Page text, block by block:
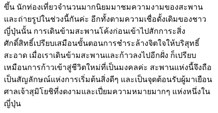
ขึ้น นักท่องเที่ยวจำนวนมากนิยมมาชมความงามของสะพาน
และถ่ายรูปในช่วงนี้กันค่ะ อีกทั้งตามความเชื่อดั้งเดิมของชาว
ญี่ปุ่นนั้น การเดินข้ามสะพานโค้งก่อนเข้าไปสักการะสิ่ง
ศักดิ์สิทธิ์เปรียบเสมือนขั้นตอนการชำระล้างจิตใจให้บริสุทธิ์
สะอาด เมื่อเราเดินข้ามสะพานและก้าวลงไปอีกฝั่ง ก็เปรียบ
เหมือนการก้าวเข้าสู่ชีวิตใหม่ที่เป็นมงคลค่ะ สะพานแห่งนี้จึงถือ
เป็นสัญลักษณ์แห่งการเริ่มต้นสิ่งดีๆ และเป็นจุดต้อนรับผู้มาเยือน
ศาลเจ้าสุมิโยชิที่งดงามและเปี่ยมความหมายมากๆ แห่งหนึ่งใน
ญี่ปุ่น